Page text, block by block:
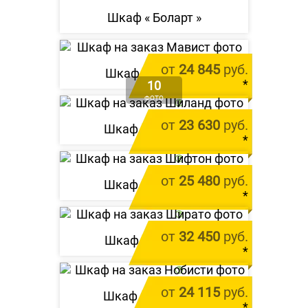
Шкаф « Боларт»
от 24 845руб.
*
цена за 1 м.п.
Шкаф «Мавист »
10
ФОТО
от 23 630 руб.
*
цена за 1 м.п.
Шкаф « Шиланд »
от 25 480 руб.
*
цена за 1 м.п.
Шкаф « Шифтон»
от 32 450 руб.
*
цена за 1 м.п.
Шкаф « Ширато»
от 24 115руб.
Шкаф « Нобисти »